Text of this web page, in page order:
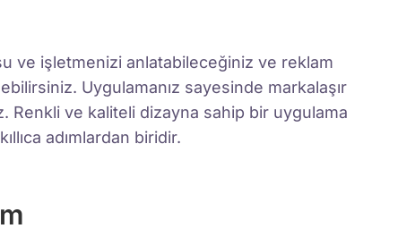
ve işletmenizi anlatabileceğiniz ve reklam
Uygulamanız sayesinde markalaşır
Renkli ve kaliteli dizayna sahip bir uygulama
adımlardan biridir.